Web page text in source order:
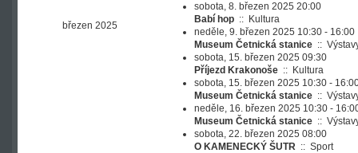
březen 2025
sobota, 8. březen 2025 20:00
Babí hop :: Kultura
neděle, 9. březen 2025 10:30 - 16:00
Museum Četnická stanice ::
sobota, 15. březen 2025 09:30
Příjezd Krakonoše :: Kultura
sobota, 15. březen 2025 10:30 -
Museum Četnická stanice ::
neděle, 16. březen 2025 10:30 -
Museum Četnická stanice ::
sobota, 22. březen 2025 08:00
O KAMENECKÝ ŠUTR :: Sport